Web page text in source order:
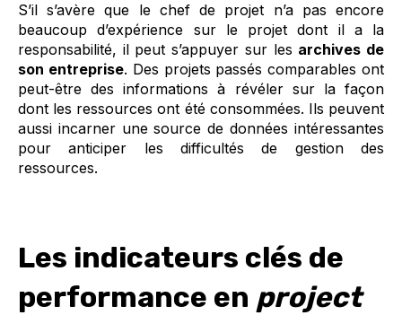
S’il s’avère que le chef de projet n’a pas encore
beaucoup d’expérience sur le projet dont il a la
responsabilité, il peut s’appuyer sur les archives de
son entreprise. Des projets passés comparables ont
peut-être des informations à révéler sur la façon
dont les ressources ont été consommées. Ils peuvent
aussi incarner une source de données intéressantes
pour anticiper les difficultés de gestion des
ressources.
Les indicateurs clés de
performance en project